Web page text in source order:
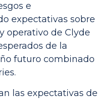
e
expectativas sobre
operativo de Clyde
de la
futuro combinado
las expectativas de